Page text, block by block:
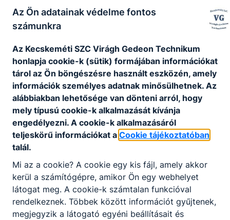
Az Ön adatainak védelme fontos
számunkra
Az Kecskeméti SZC Virágh Gedeon Technikum
honlapja cookie-k (sütik) formájában információkat
tárol az Ön böngészésre használt eszközén, amely
információk személyes adatnak minősülhetnek. Az
alábbiakban lehetősége van dönteni arról, hogy
mely típusú cookie-k alkalmazását kívánja
engedélyezni. A cookie-k alkalmazásáról
teljeskörű információkat a Cookie tájékoztatóban
talál.
Mi az a cookie? A cookie egy kis fájl, amely akkor
kerül a számítógépre, amikor Ön egy webhelyet
látogat meg. A cookie-k számtalan funkcióval
rendelkeznek. Többek között információt gyűjtenek,
megjegyzik a látogató egyéni beállításait és